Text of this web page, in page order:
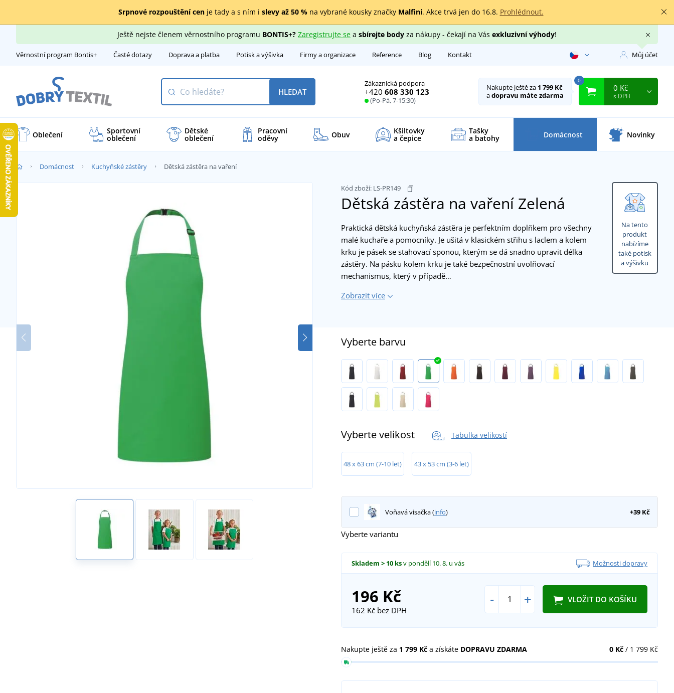
Srpnové rozpouštění cenje tady a s ním i slevy až 50 %na vybrané kousky značky Malfini. Akce trvá jen do 16.8. Prohlédnout.
Ještě nejste členem věrnostního programu BONTIS+? Zaregistrujte sea sbírejte bodyza nákupy - čekají na Vás exkluzivní výhody!
Věrnostní program Bontis+ Časté dotazy Doprava a platba Potisk a výšivka Firmy a organizace Reference Blog Kontakt Můj účet
Zákaznická podpora
+420 608 330 123
(Po-Pá, 7-15:30)
HLEDAT Nakupte ještě za 1 799 Kč
adopravu máte zdarma
0
0 Kč
s DPH
Oblečení Sportovní
oblečení
Dětské
oblečení
Pracovní
oděvy Obuv Kšiltovky
a čepice
Tašky
a batohy Domácnost Novinky
Domácnost Kuchyňské zástěry Dětská zástěra na vaření
Na tento
produkt
nabízíme
také potisk
a výšivku
Kód zboží: LS-PR149
Dětská zástěra na vaření Zelená
Praktická dětská kuchyňská zástěra je perfektním doplňkem pro všechny
malé kuchaře a pomocníky. Je ušitá v klasickém střihu s laclem a kolem
krku je pásek se stahovací sponou, kterým se dá snadno upravit délka
zástěry. Na pásku kolem krku je také bezpečnostní uvolňovací
mechanismus, který v případě…
Zobrazit více
Vyberte barvu
Vyberte velikost Tabulka velikostí
48 x 63 cm (7-10 let) 43 x 53 cm (3-6 let)
Voňavá visačka (info) +39 Kč
Vyberte variantu
Skladem > 10 ksv pondělí 10. 8. u vás Možnosti dopravy
196 Kč
162 Kčbez DPH
- + VLOŽIT DO KOŠÍKU
0 Kč/ 1 799 Kč
Nakupte ještě za 1 799 Kč a získáte DOPRAVU ZDARMA